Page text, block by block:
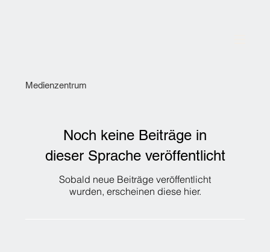
Medienzentrum
Noch keine Beiträge in
dieser Sprache veröffentlicht
Sobald neue Beiträge veröffentlicht
wurden, erscheinen diese hier.